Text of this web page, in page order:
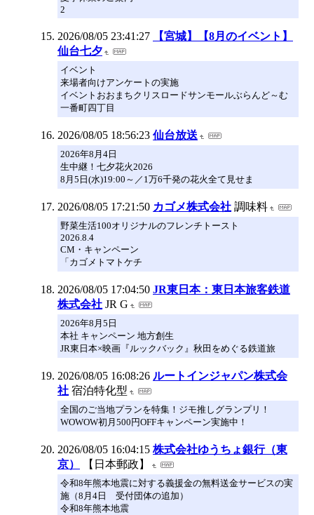
2
2026/08/05 23:41:27
【宮城】【8月のイベント】
仙台七夕
イベント
来場者向けアンケートの実施
イベントおおまちクリスロードサンモールぶらんど～む
一番町四丁目
2026/08/05 18:56:23 仙台放送
2026年8月4日
生中継！七夕花火2026
8月5日(水)19:00～／1万6千発の花火全て見せま
2026/08/05 17:21:50 カゴメ株式会社 調味料
野菜生活100オリジナルのフレンチトースト
2026.8.4
CM・キャンペーン
「カゴメトマトケチ
2026/08/05 17:04:50 JR東日本：東日本旅客鉄道
株式会社 JR G
2026年8月5日
本社 キャンペーン 地方創生
JR東日本×映画『ルックバック』秋田をめぐる鉄道旅
2026/08/05 16:08:26 ルートインジャパン株式会
社 宿泊特化型
全国のご当地プランを特集！ジモ推しグランプリ！
WOWOW初月500円OFFキャンペーン実施中！
2026/08/05 16:04:15 株式会社ゆうちょ銀行（東
京）
【日本郵政】
令和8年熊本地震に対する義援金の無料送金サービスの実
施（8月4日 受付団体の追加）
令和8年熊本地震